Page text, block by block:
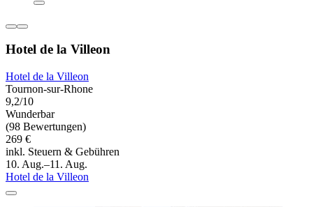
Hotel de la Villeon
Hotel de la Villeon
Tournon-sur-Rhone
9,2/10
Wunderbar
(98 Bewertungen)
269 €
inkl. Steuern & Gebühren
10. Aug.–11. Aug.
Hotel de la Villeon